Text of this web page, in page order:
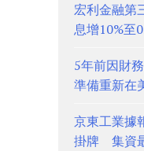
宏利金融第
息增10%至
5年前因財
準備重新在
京東工業據
掛牌 集資